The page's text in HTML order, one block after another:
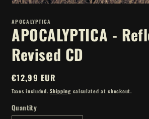
1
in
modal
APOCALYPTICA
APOCALYPTICA -
Revised CD
Regular
price
€12,99 EUR
Taxes included.Shipping calculated at checkout.
Quantity